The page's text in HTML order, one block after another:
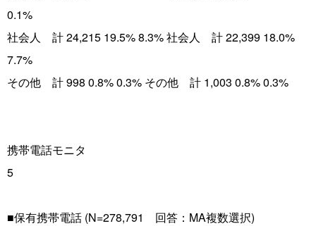
0.1%
社会人 計 24,215 19.5% 8.3% 社会人 計 22,399 18.0%
7.7%
その他 計 998 0.8% 0.3% その他 計 1,003 0.8% 0.3%
携帯電話モニタ
5
■保有携帯電話 (N=278,791 回答：MA複数選択)